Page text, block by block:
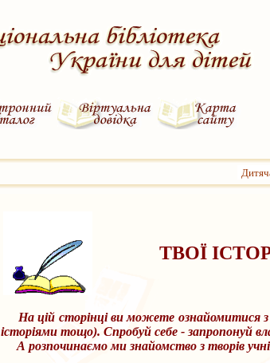
ТВОЇ
На цій сторінці ви можете ознайомитися
історіями тощо). Спробуй себе - запропонуй
А розпочинаємо ми знайомство з творів